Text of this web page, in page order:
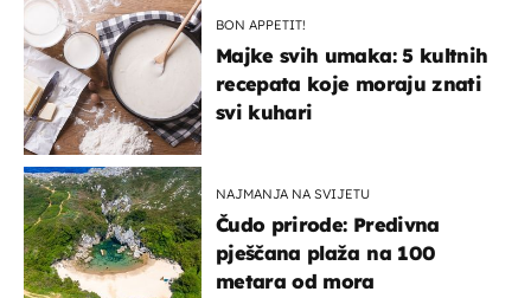
BON APPETIT!
Majke svih umaka: 5 kultnih
recepata koje moraju znati
svi kuhari
NAJMANJA NA SVIJETU
Čudo prirode: Predivna
pješčana plaža na 100
metara od mora